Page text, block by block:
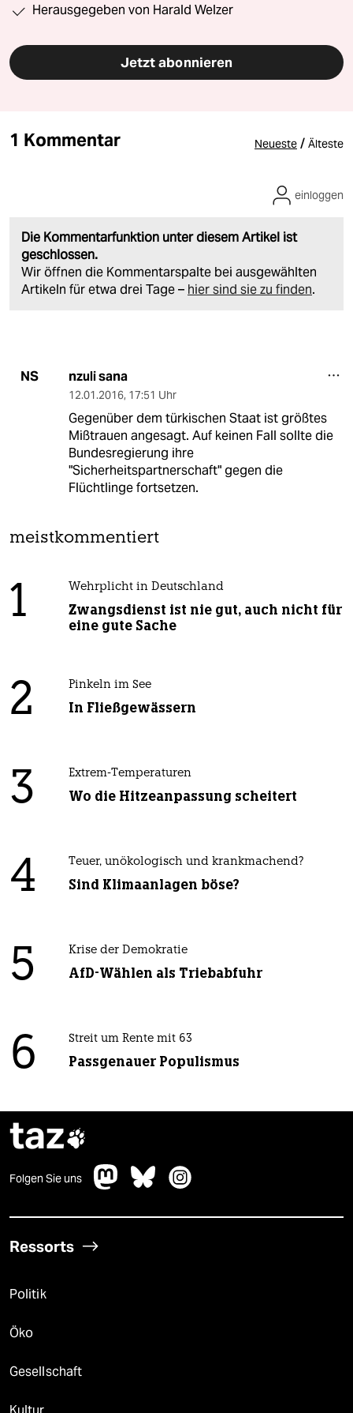
Herausgegeben von Harald Welzer
Jetzt abonnieren
1 Kommentar Neueste / Älteste
Die Kommentarfunktion unter diesem Artikel ist
geschlossen.
Wir öffnen die Kommentarspalte bei ausgewählten
Artikeln für etwa drei Tage – hier sind sie zu finden.
einloggen
NS nzuli sana
12.01.2016, 17:51 Uhr
Gegenüber dem türkischen Staat ist größtes
Mißtrauen angesagt. Auf keinen Fall sollte die
Bundesregierung ihre
"Sicherheitspartnerschaft" gegen die
Flüchtlinge fortsetzen.
meistkommentiert
1 Wehrplicht in Deutschland
Zwangsdienst ist nie gut, auch nicht für
eine gute Sache
2 Pinkeln im See
In Fließgewässern
3 Extrem-Temperaturen
Wo die Hitzeanpassung scheitert
4 Teuer, unökologisch und krankmachend?
Sind Klimaanlagen böse?
5 Krise der Demokratie
AfD-Wählen als Triebabfuhr
6 Streit um Rente mit 63
Passgenauer Populismus
taz
Folgen Sie uns
Ressorts
Politik
Öko
Gesellschaft